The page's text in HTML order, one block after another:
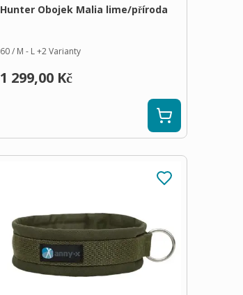
Hunter Obojek Malia lime/příroda
60 / M - L+2Varianty
1 299,00 Kč